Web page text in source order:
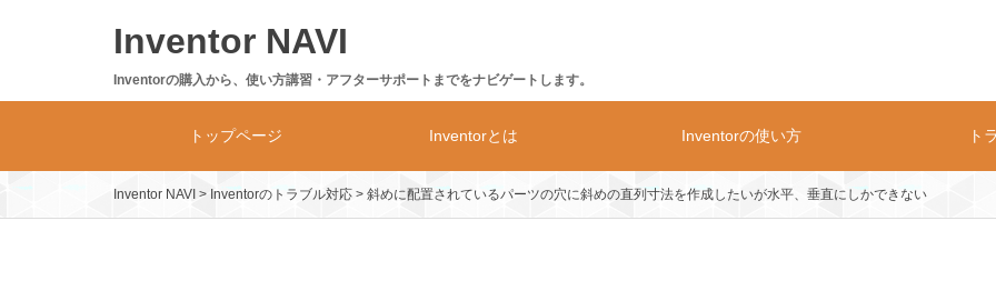
Inventor NAVI
Inventorの購入から、使い方講習・アフターサポートまでをナビゲートします。
トップページ Inventorとは
Inventorの動作環境
製品体系・価格
Inventorの使い方
構造解析
ト
Inventor NAVI > Inventorのトラブル対応 > 斜めに配置されているパーツの穴に斜めの直列寸法を作成したいが水平、垂直にしかできない